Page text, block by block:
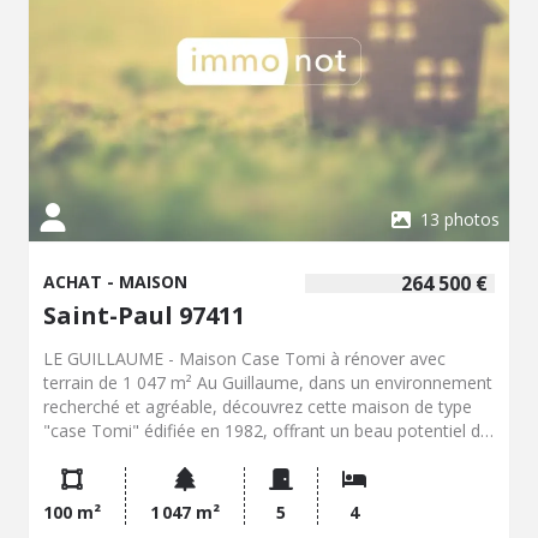
surface habitable avec les surfaces annexes font plus de
300 m² avec possibilité d'agrandissement en aménageant
les combles. Sur la parcelle de terrain se trouvent
également : - Une piscine de 7 x 3 mètres - Un garage
fermé avec double entrée pouvant accueillant 2 véhicules,
des motos et des rangements Pour visiter ce bien, vous
pouvez contacter notre Service Négociation au 0262 94
78 53.
13 photos
264 500 €
ACHAT - MAISON
Saint-Paul 97411
LE GUILLAUME - Maison Case Tomi à rénover avec
terrain de 1 047 m² Au Guillaume, dans un environnement
recherché et agréable, découvrez cette maison de type
"case Tomi" édifiée en 1982, offrant un beau potentiel de
92,10 m², la maison se compose de 5 pièces principales,
dont 4 chambres d'environ 9,60 m² chacune. Elle dispose
également d'une varangue extérieure, véritable
100 m² 1 047 m² 5 4